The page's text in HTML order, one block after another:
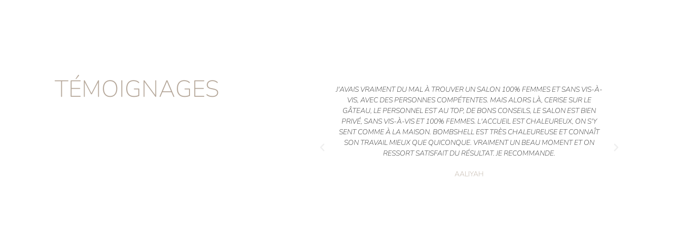
TÉMOIGNAGES
J'AVAIS VRAIMENT DU MAL À TROUVER UN SALON 100% FEMMES ET SANS VIS-À-
VIS, AVEC DES PERSONNES COMPÉTENTES. MAIS ALORS LÀ, CERISE SUR LE
GÂTEAU, LE PERSONNEL EST AU TOP, DE BONS CONSEILS, LE SALON EST BIEN
PRIVÉ, SANS VIS-À-VIS ET 100% FEMMES. L'ACCUEIL EST CHALEUREUX, ON S'Y
SENT COMME À LA MAISON. BOMBSHELL EST TRÈS CHALEUREUSE ET CONNAÎT
SON TRAVAIL MIEUX QUE QUICONQUE. VRAIMENT UN BEAU MOMENT ET ON
RESSORT SATISFAIT DU RÉSULTAT. JE RECOMMANDE.
AALIYAH